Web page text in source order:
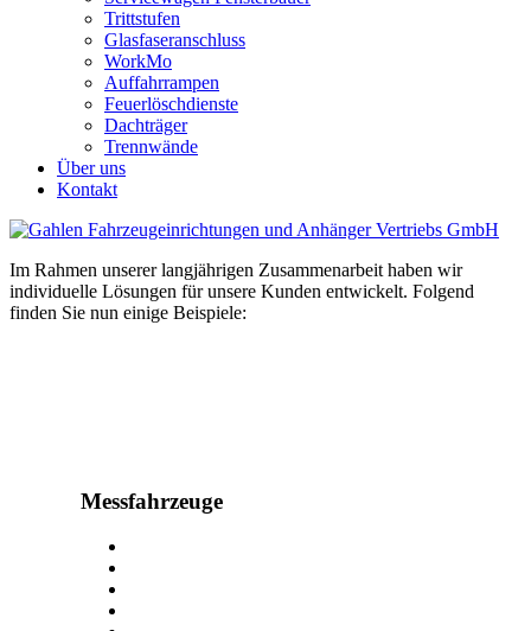
Trittstufen
Glasfaseranschluss
WorkMo
Auffahrrampen
Feuerlöschdienste
Dachträger
Trennwände
Über uns
Kontakt
Im Rahmen unserer langjährigen Zusammenarbeit haben wir
individuelle Lösungen für unsere Kunden entwickelt. Folgend
finden Sie nun einige Beispiele:
Messfahrzeuge